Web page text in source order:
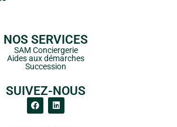
NOS SERVICES
SAM Conciergerie
Aides aux démarches
Succession
SUIVEZ-NOUS